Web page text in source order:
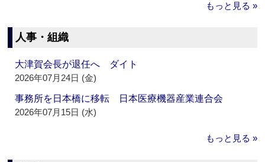
もっと見る »
人事・組織
大津賀会長が退任へ ダイト
2026年07月24日 (金)
事務所を日本橋に移転 日本医療機器産業連合会
2026年07月15日 (水)
もっと見る »